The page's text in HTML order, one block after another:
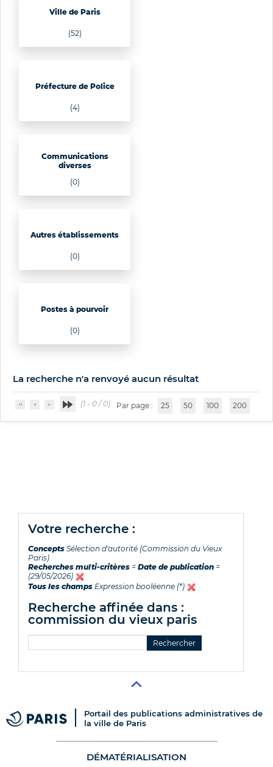
Ville de Paris
(52)
Préfecture de Police
(4)
Communications
diverses
(0)
Autres établissements
(0)
Postes à pourvoir
(0)
La recherche n'a renvoyé aucun résultat
(1 - 0 / 0) Par page : 25 50 100 200
votre recherche :
Concepts Sélection d'autorité (Commission du Vieux
Paris)
Recherches multi-critères = Date de publication =
(29/05/2026)
Tous les champs Expression booléenne (*)
recherche affinée dans :
commission du vieux paris
Portail des publications administratives de
la ville de Paris
DÉMATÉRIALISATION